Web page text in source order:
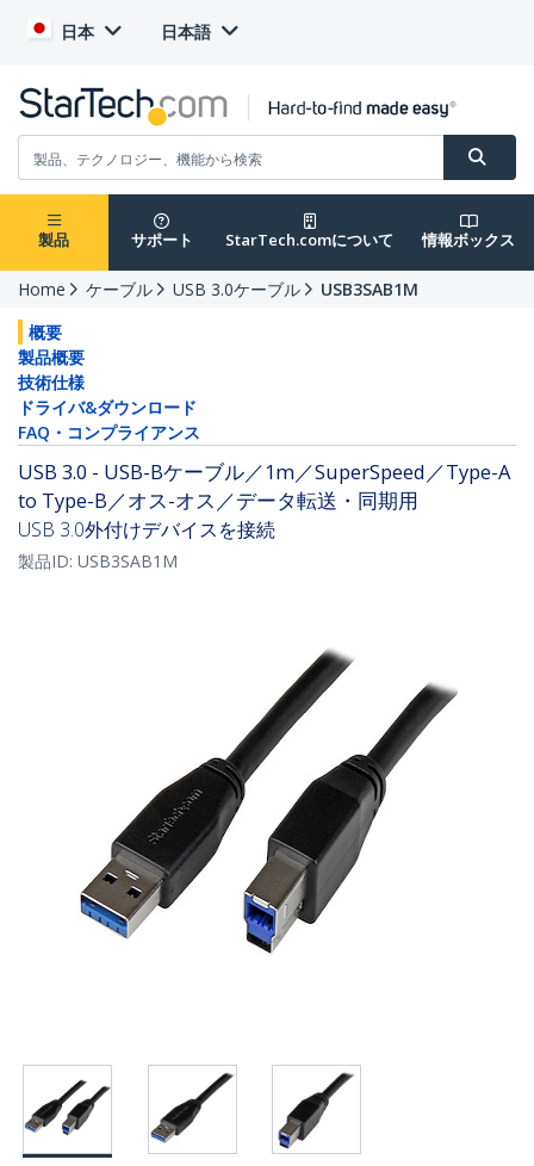
日本 日本語
製品 サポート StarTech.comについて 情報ボックス
Home ケーブル USB 3.0ケーブル
USB3SAB1M
概要
製品概要
技術仕様
ドライバ&ダウンロード
FAQ・コンプライアンス
USB 3.0 - USB-Bケーブル／1m／SuperSpeed／Type-A
to Type-B／オス-オス／データ転送・同期用
USB 3.0外付けデバイスを接続
製品ID: USB3SAB1M